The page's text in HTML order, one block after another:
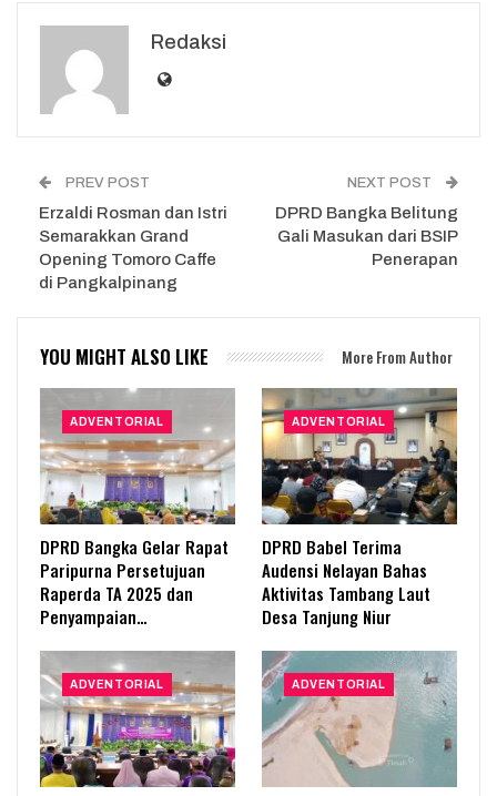
Redaksi
PREV POST
Erzaldi Rosman dan Istri
Semarakkan Grand
Opening Tomoro Caffe
di Pangkalpinang
NEXT POST
DPRD Bangka Belitung
Gali Masukan dari BSIP
Penerapan
YOU MIGHT ALSO LIKE More From Author
ADVENTORIAL
DPRD Bangka Gelar Rapat
Paripurna Persetujuan
Raperda TA 2025 dan
Penyampaian…
ADVENTORIAL
DPRD Babel Terima
Audensi Nelayan Bahas
Aktivitas Tambang Laut
Desa Tanjung Niur
ADVENTORIAL ADVENTORIAL